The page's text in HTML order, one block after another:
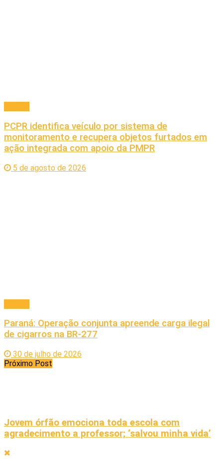
PCPR identifica veículo por sistema de
monitoramento e recupera objetos furtados em
ação integrada com apoio da PMPR
5 de agosto de 2026
Paraná: Operação conjunta apreende carga ilegal
de cigarros na BR-277
30 de julho de 2026
Próximo Post
Jovem órfão emociona toda escola com
agradecimento a professor; ‘salvou minha vida’